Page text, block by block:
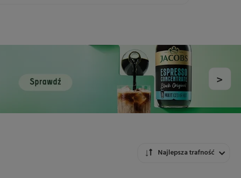
>
Zmień sortowanie
Najlepsza trafność